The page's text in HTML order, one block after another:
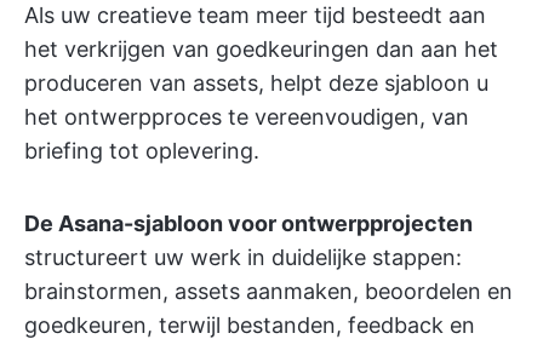
Als uw creatieve team meer tijd besteedt aan
het verkrijgen van goedkeuringen dan aan het
produceren van assets, helpt deze sjabloon u
het ontwerpproces te vereenvoudigen, van
briefing tot oplevering.
De Asana-sjabloon voor ontwerpprojecten
structureert uw werk in duidelijke stappen:
brainstormen, assets aanmaken, beoordelen en
goedkeuren, terwijl bestanden, feedback en